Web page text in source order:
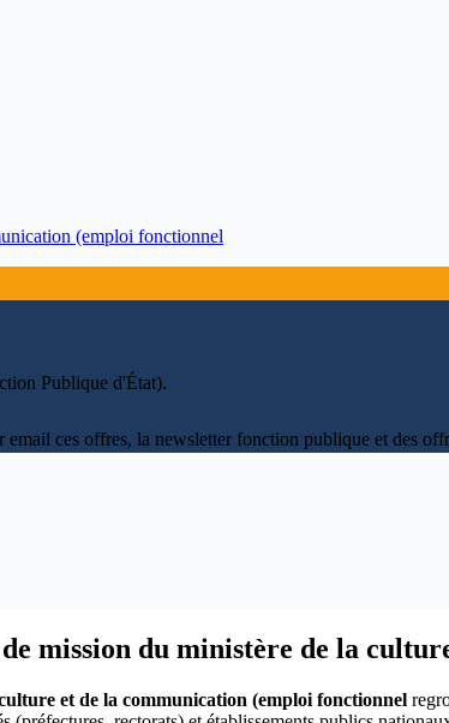
(emploi fonctionnel
Publique d'État).
email ces offres, la newsletter fonction publique et des
mission du ministère de la
et de la communication (emploi fonctionnel